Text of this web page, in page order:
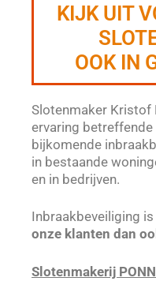
KIJK UIT
OOK IN
Slotenmaker Kristof
ervaring
bijkomende
in bestaande
en in bedrijven.
Inbraakbeveiliging
onze klanten dan
Slotenmakerij